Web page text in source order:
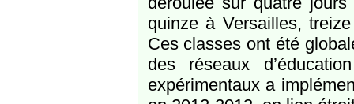
quinze à Versailles,
Ces classes ont été
des réseaux
expérimentaux a